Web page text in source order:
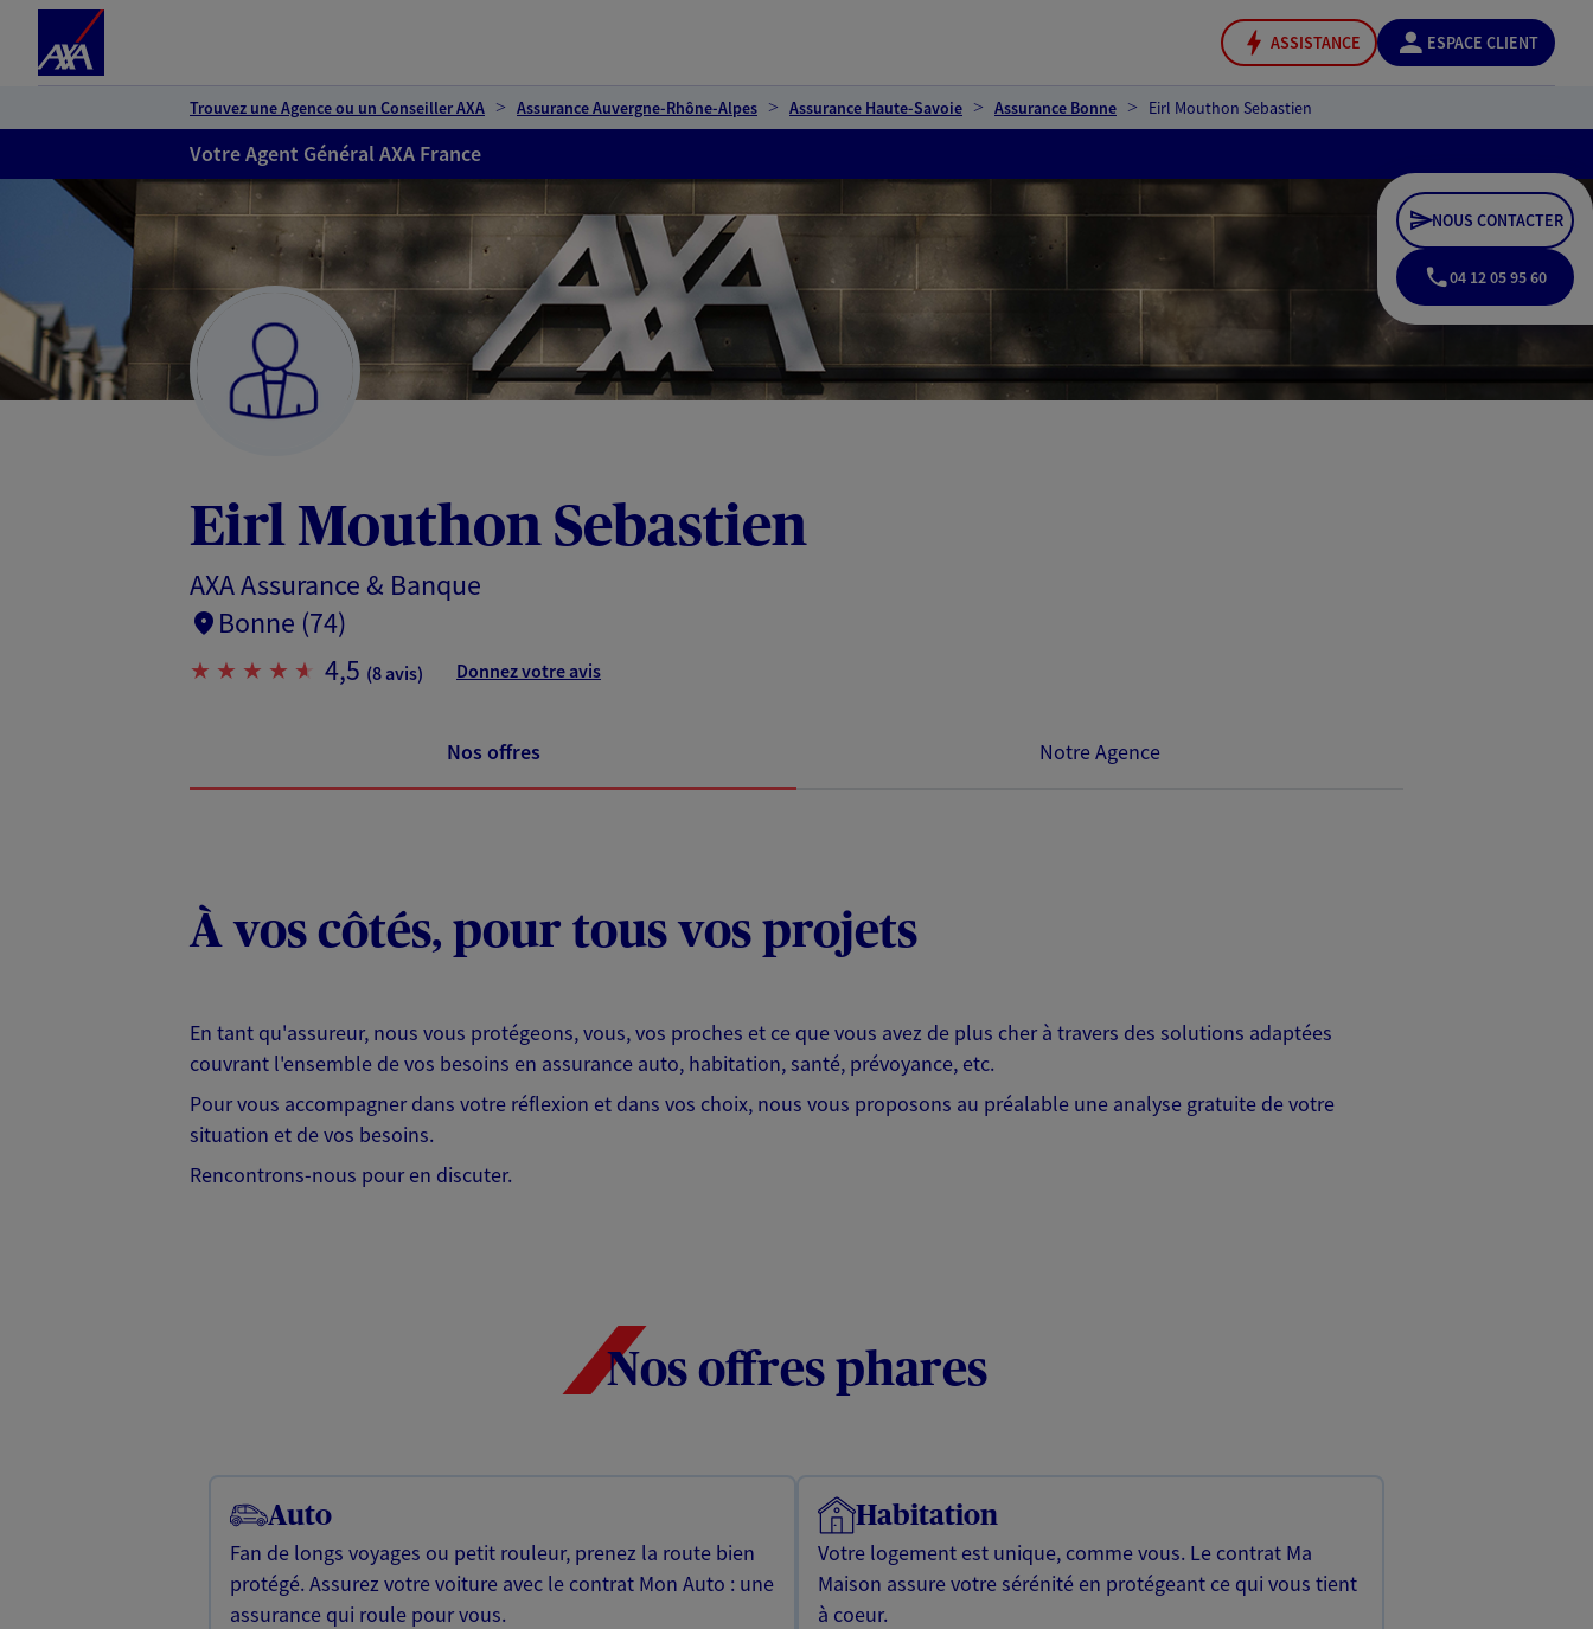
ASSISTANCE ESPACE CLIENT
Trouvez une Agence ou un Conseiller AXA Assurance Auvergne-Rhône-Alpes Assurance Haute-Savoie Assurance Bonne Eirl Mouthon Sebastien
Votre Agent Général AXA France
Eirl Mouthon Sebastien
AXA Assurance & Banque
Bonne (74)
4,5 (8 avis) Donnez votre avis
NOUS CONTACTER
04 12 05 95 60
Nos offres Notre Agence
À vos côtés, pour tous vos projets
En tant qu'assureur, nous vous protégeons, vous, vos proches et ce que vous avez de plus cher à travers des solutions adaptées
couvrant l'ensemble de vos besoins en assurance auto, habitation, santé, prévoyance, etc.
Pour vous accompagner dans votre réflexion et dans vos choix, nous vous proposons au préalable une analyse gratuite de votre
situation et de vos besoins.
Rencontrons-nous pour en discuter.
Nos offres phares
Auto
Fan de longs voyages ou petit rouleur, prenez la route bien
protégé. Assurez votre voiture avec le contrat Mon Auto : une
assurance qui roule pour vous.
Habitation
Votre logement est unique, comme vous. Le contrat Ma
Maison assure votre sérénité en protégeant ce qui vous tient
à coeur.